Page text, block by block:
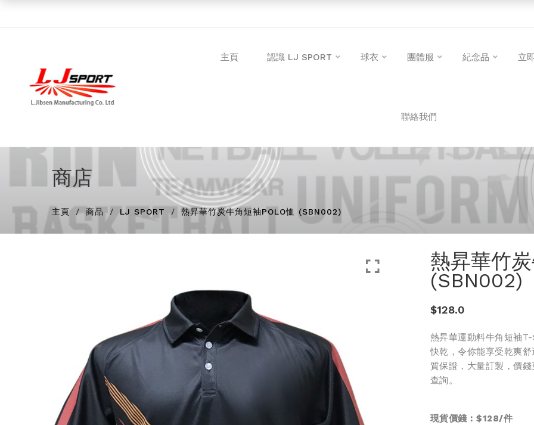
主頁 認識 LJ SPORT 球衣 團體服 紀念品 立
聯絡我們
商店
主頁 商品 LJ SPORT 熱昇華竹炭牛角短袖POLO恤 (SBN002)
熱昇華竹
(SBN002)
$128.0
熱昇華運動料牛角短袖
快乾，令你能享受乾爽
質保證，大量訂製，價
查詢。
現貨價錢︰$128/件